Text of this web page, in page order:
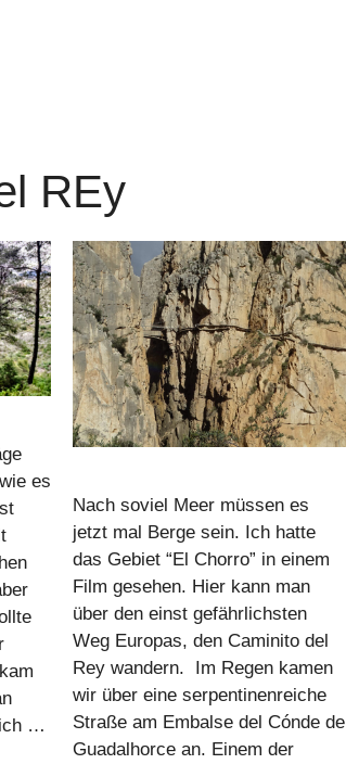
REy
es
ich …
Nach soviel Meer müssen es
jetzt mal Berge sein. Ich hatte
das Gebiet “El Chorro” in einem
Film gesehen. Hier kann man
über den einst gefährlichsten
Weg Europas, den Caminito del
Rey wandern. Im Regen kamen
wir über eine serpentinenreiche
Straße am Embalse del Cónde de
Guadalhorce an. Einem der